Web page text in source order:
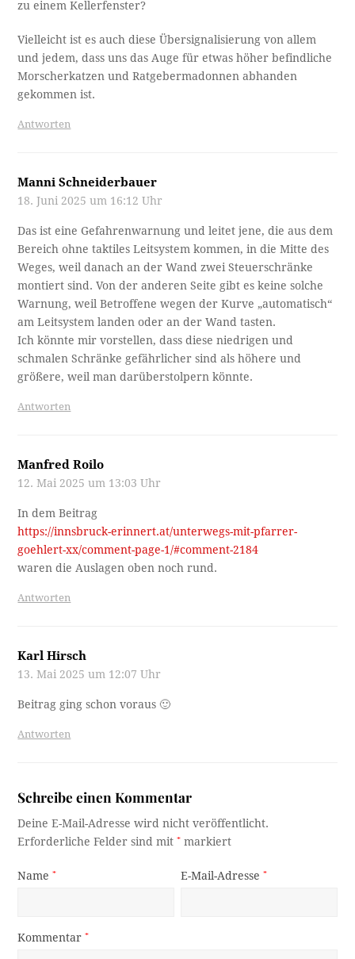
zu einem Kellerfenster?
Vielleicht ist es auch diese Übersignalisierung von allem
und jedem, dass uns das Auge für etwas höher befindliche
Morscherkatzen und Ratgebermadonnen abhanden
gekommen ist.
Antworten
Manni Schneiderbauer
18. Juni 2025 um 16:12 Uhr
Das ist eine Gefahrenwarnung und leitet jene, die aus dem
Bereich ohne taktiles Leitsystem kommen, in die Mitte des
Weges, weil danach an der Wand zwei Steuerschränke
montiert sind. Von der anderen Seite gibt es keine solche
Warnung, weil Betroffene wegen der Kurve „automatisch“
am Leitsystem landen oder an der Wand tasten.
Ich könnte mir vorstellen, dass diese niedrigen und
schmalen Schränke gefährlicher sind als höhere und
größere, weil man darüberstolpern könnte.
Antworten
Manfred Roilo
12. Mai 2025 um 13:03 Uhr
In dem Beitrag
https://innsbruck-erinnert.at/unterwegs-mit-pfarrer-
goehlert-xx/comment-page-1/#comment-2184
waren die Auslagen oben noch rund.
Antworten
Karl Hirsch
13. Mai 2025 um 12:07 Uhr
Beitrag ging schon voraus 🙂
Antworten
Schreibe einen Kommentar
Deine E-Mail-Adresse wird nicht veröffentlicht.
Erforderliche Felder sind mit* markiert
Name* E-Mail-Adresse*
Kommentar*